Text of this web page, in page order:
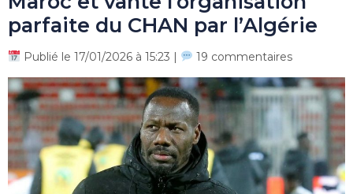
parfaite du CHAN par l’Algérie
Publié le 17/01/2026 à 15:23 | 19 commentaires